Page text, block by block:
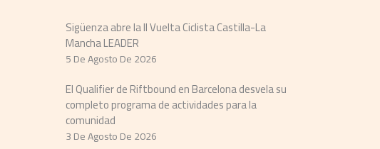
Sigüenza abre la II Vuelta Ciclista Castilla-La
Mancha LEADER
5 De Agosto De 2026
El Qualifier de Riftbound en Barcelona desvela su
completo programa de actividades para la
comunidad
3 De Agosto De 2026